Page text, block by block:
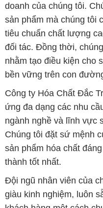
doanh của chúng tôi.
sản phẩm mà chúng tôi
tiêu chuẩn chất lượng
đối tác. Đồng thời,
nhằm tạo điều kiện cho
bền vững trên con
Công ty Hóa Chất Đắc
ứng đa dạng các nhu
ngành nghề và lĩnh vực
Chúng tôi đặt sứ mệnh
sản phẩm hóa chất
thành tốt nhất.
Đội ngũ nhân viên của
giàu kinh nghiệm, luôn